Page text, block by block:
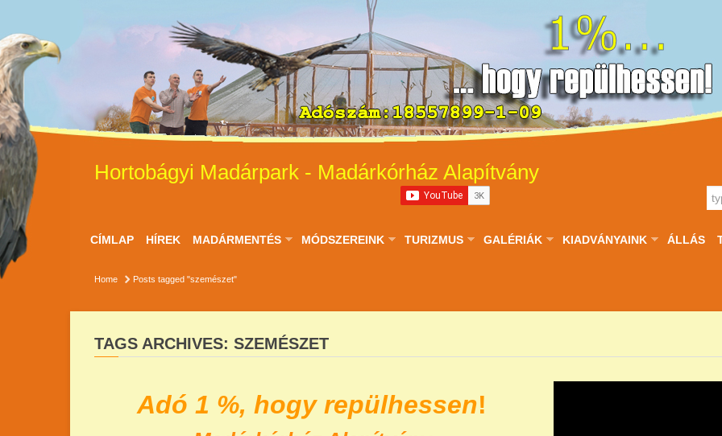
Hortobágyi Madárpark - Madárkórház Alapítvány
CÍMLAP HÍREK MADÁRMENTÉS MÓDSZEREINK TURIZMUS GALÉRIÁK KIADVÁNYAINK ÁLLÁS
Home Posts tagged "szemészet"
TAGS ARCHIVES: SZEMÉSZET
Adó 1 %, hogy repülhessen!